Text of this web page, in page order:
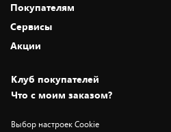
О нас
Адреса магазинов
Новости
Статьи и обзоры
Вакансии
Дай пять добру!
Покупателям
Как сделать заказ
Оплата и доставка
Безналичный расчёт
Обмен и возврат товара
Обработка персональных данных
Сервисы
Установка техники
Для игровых консолей
Для мобильных устройств
Акции
Скидки и промокоды
Белорусские товары
Клуб покупателей
Что с моим заказом?
Выбор настроек Cookie